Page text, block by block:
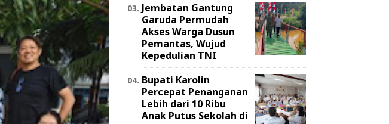
Jembatan Gantung
Garuda Permudah
Akses Warga Dusun
Pemantas, Wujud
Kepedulian TNI
Bupati Karolin
Percepat Penanganan
Lebih dari 10 Ribu
Anak Putus Sekolah di